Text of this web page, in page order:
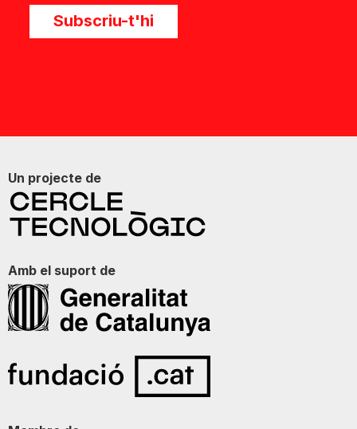
Subscriu-t'hi
Un projecte de
Amb el suport de